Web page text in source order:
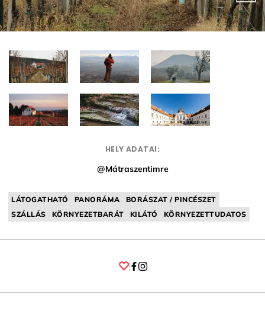
HELY ADATAI:
@Mátraszentimre
LÁTOGATHATÓ PANORÁMA
BORÁSZAT / PINCÉSZET
SZÁLLÁS
KÖRNYEZETBARÁT KILÁTÓ KÖRNYEZETTUDATOS